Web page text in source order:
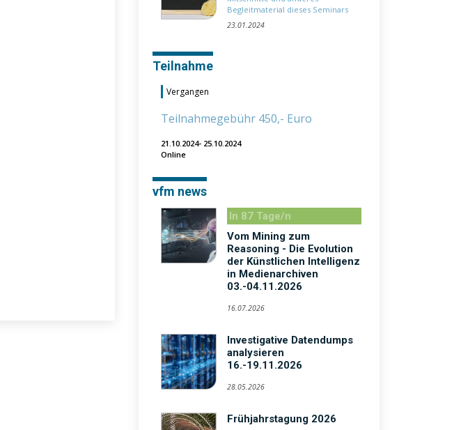
Begleitmaterial dieses Seminars
23.01.2024
Teilnahme
Vergangen
Teilnahmegebühr 450,- Euro
21.10.2024- 25.10.2024
Online
vfm news
In 87 Tage/n
Vom Mining zum
Reasoning - Die Evolution
der Künstlichen Intelligenz
in Medienarchiven
03.-04.11.2026
16.07.2026
Investigative Datendumps
analysieren
16.-19.11.2026
28.05.2026
Frühjahrstagung 2026